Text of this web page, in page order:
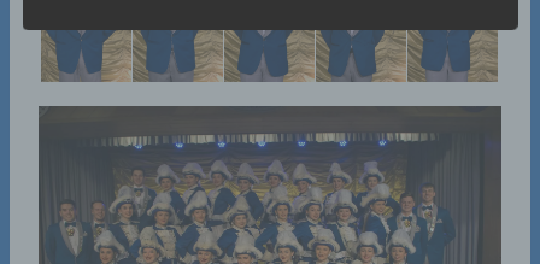
der Datenschutz-Grundverordnung (DS-GVO)
verwendet wurden. Unsere
Datenschutzerklärung soll sowohl für die
Öffentlichkeit als auch für unsere Kunden und
Geschäftspartner einfach lesbar und
verständlich sein. Um dies zu gewährleisten,
möchten wir vorab die verwendeten
Begrifflichkeiten erläutern.
Wir verwenden in dieser Datenschutzerklärung